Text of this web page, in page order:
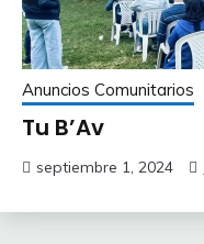
Anuncios Comunitarios
Tu B’Av
septiembre 1, 2024